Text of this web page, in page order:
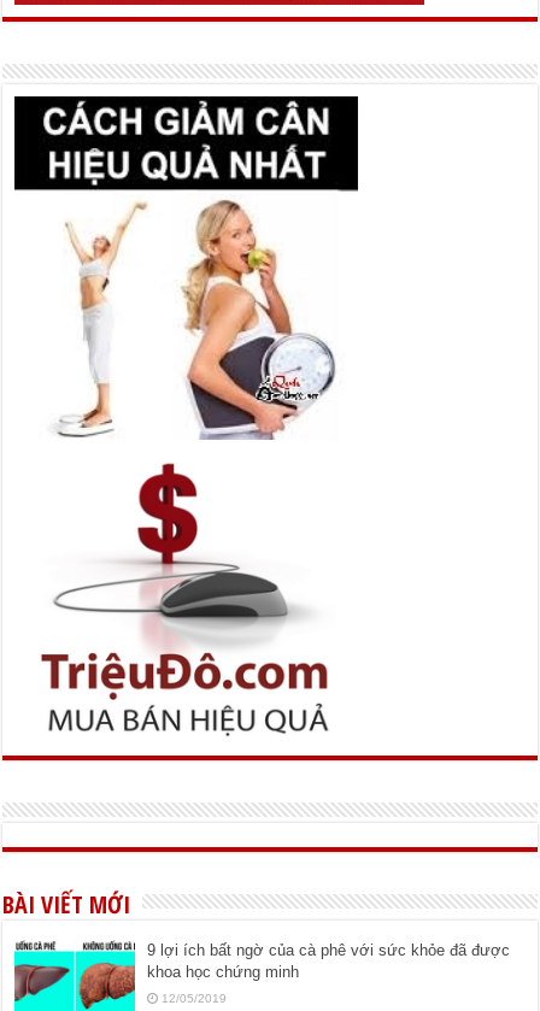
BÀI VIẾT MỚI
9 lợi ích bất ngờ của cà phê với sức khỏe đã được
khoa học chứng minh
12/05/2019